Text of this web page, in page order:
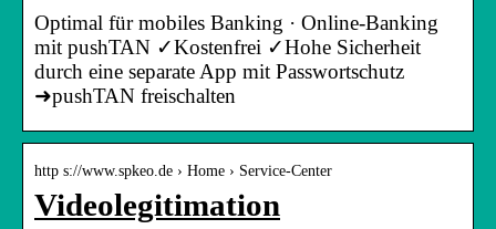
Optimal für mobiles Banking · Online-Banking
mit pushTAN ✓Kostenfrei ✓Hohe Sicherheit
durch eine separate App mit Passwortschutz
➜pushTAN freischalten
http s://www.spkeo.de › Home › Service-Center
Videolegitimation